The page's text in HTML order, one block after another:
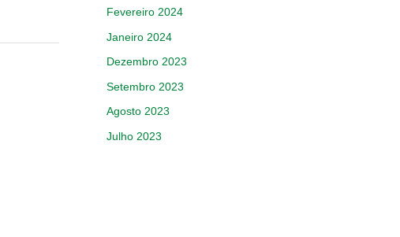
Fevereiro 2024
Janeiro 2024
Dezembro 2023
Setembro 2023
Agosto 2023
Julho 2023